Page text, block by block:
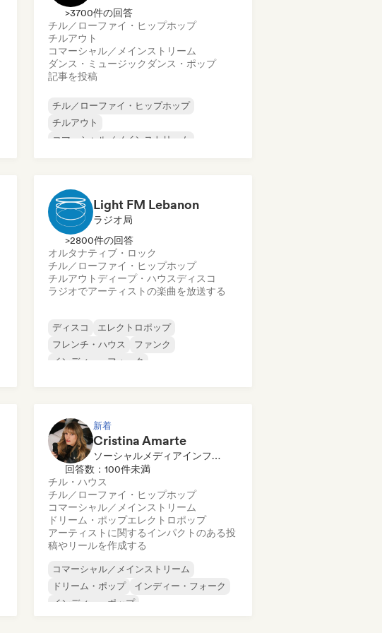
>3700件の回答
チル／ローファイ・ヒップホップ
チルアウト
コマーシャル／メインストリーム
ダンス・ミュージック ダンス・ポップ
記事を投稿
チル／ローファイ・ヒップホップ
チルアウト
コマーシャル／メインストリーム
インディー・フォーク
インディー・ポップ
ローファイ・ベッドルーム
Light FM Lebanon
ラジオ局
>2800件の回答
オルタナティブ・ロック
チル／ローファイ・ヒップホップ
チルアウトディープ・ハウスディスコ
ラジオでアーティストの楽曲を放送する
ディスコ
エレクトロポップ
フレンチ・ハウス
ファンク
インディー・フォーク
新着
Cristina Amarte
ソーシャルメディアインフルエンサー
回答数：100件未満
チル・ハウス
チル／ローファイ・ヒップホップ
コマーシャル／メインストリーム
ドリーム・ポップエレクトロポップ
アーティストに関するインパクトのある投
稿やリールを作成する
コマーシャル／メインストリーム
ドリーム・ポップ
インディー・フォーク
インディー・ポップ